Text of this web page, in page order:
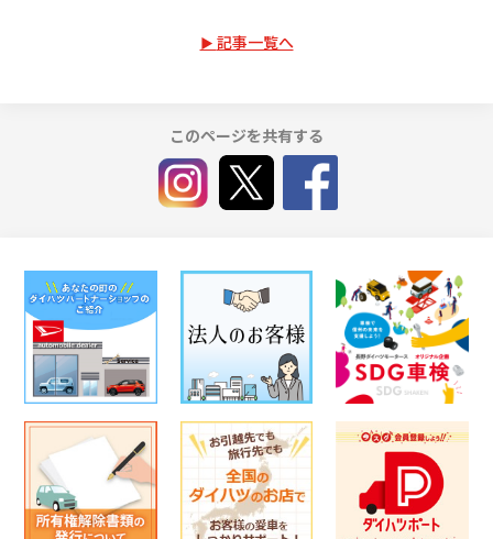
記事一覧へ
このページを共有する